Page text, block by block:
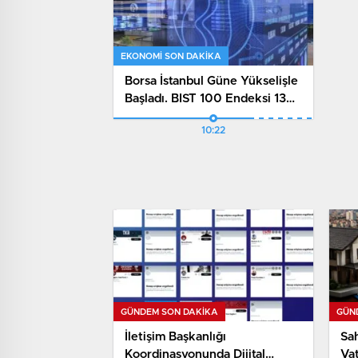
EKONOMI SON DAKİKA
Borsa İstanbul Güne Yükselişle
Başladı. BIST 100 Endeksi 13
Bin 707 Puana Çıktı
10:22
GÜNDEM SON DAKİKA
İletişim Başkanlığı
Koordinasyonunda Dijital